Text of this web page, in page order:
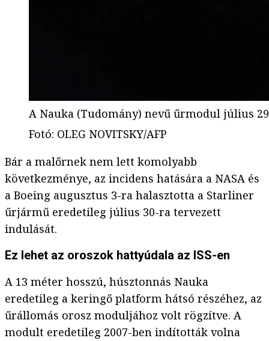
A Nauka (Tudomány) nevű űrmodul július
Fotó: OLEG NOVITSKY/AFP
Bár a malőrnek nem lett komolyabb
következménye, az incidens hatására a NASA és
a Boeing augusztus 3-ra halasztotta a Starliner
űrjármű eredetileg július 30-ra tervezett
indulását.
Ez lehet az oroszok hattyúdala az ISS-en
A 13 méter hosszú, húsztonnás Nauka
eredetileg a keringő platform hátsó részéhez, az
űrállomás orosz moduljához volt rögzítve. A
modult eredetileg 2007-ben indították volna